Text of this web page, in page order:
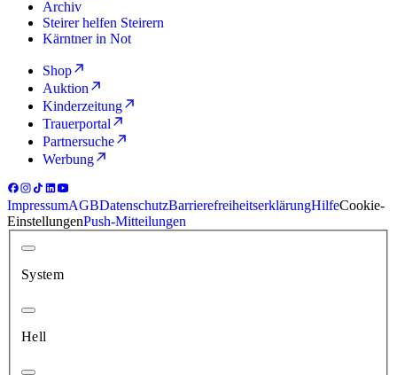
Archiv
Steirer helfen Steirern
Kärntner in Not
Shop
Auktion
Kinderzeitung
Trauerportal
Partnersuche
Werbung
ImpressumAGBDatenschutzBarrierefreiheitserklärungHilfeCookie-
EinstellungenPush-Mitteilungen
System
Hell